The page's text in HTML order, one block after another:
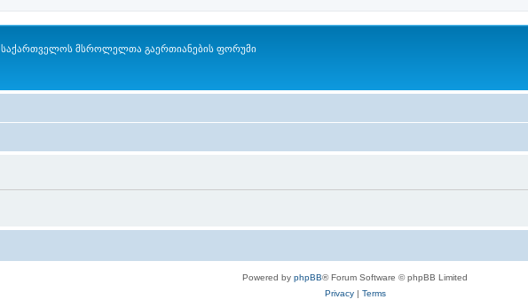
საქართველოს მსროლელთა გაერთიანების ფორუმი
Powered by phpBB® Forum Software © phpBB Limited
Privacy| Terms